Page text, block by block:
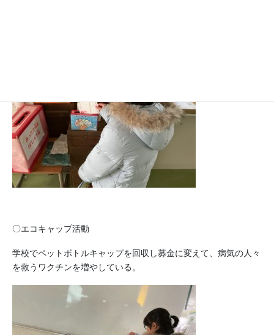
〇エコキャップ活動
学校でペットボトルキャップを回収し募金に変えて、病気の人々
を救うワクチンを増やしている。